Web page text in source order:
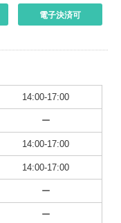
電子決済可
14:00-17:00
ー
14:00-17:00
14:00-17:00
ー
ー